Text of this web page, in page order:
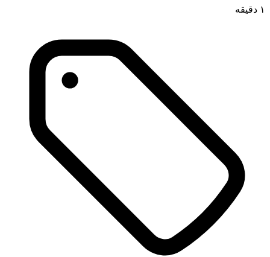
۱ دقیقه